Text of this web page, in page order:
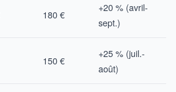
180 €
+20 % (avril-
sept.)
150 €
+25 % (juil.-
août)